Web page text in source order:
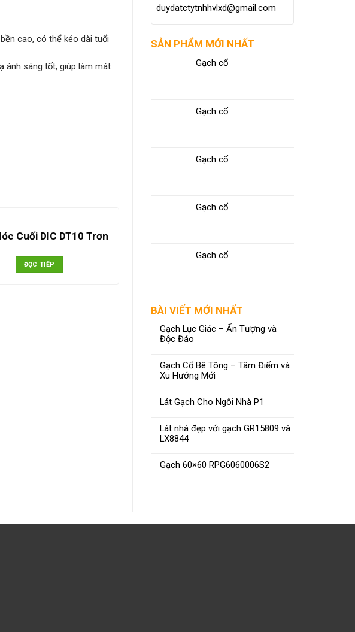
cao, có thể kéo dài tuổi
ánh sáng tốt, giúp làm mát
Cuối DIC DT10 Trơn
ĐỌC TIẾP
Ngói RF20N
duydatctytnhhvlxd@gmail.com
SẢN PHẨM MỚI NHẤT
Gạch cổ
Gạch cổ
Gạch cổ
Gạch cổ
Gạch cổ
BÀI VIẾT MỚI NHẤT
Gạch Lục Giác – Ấn Tượng và
Độc Đáo
Gạch Cổ Bê Tông – Tâm Điểm và
Xu Hướng Mới
Lát Gạch Cho Ngôi Nhà P1
Lát nhà đẹp với gạch GR15809 và
LX8844
Gạch 60×60 RPG6060006S2